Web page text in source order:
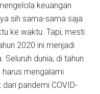
keuangan
sih sama-sama saja
ke waktu. Tapi, mesti
2020 ini menjadi
Seluruh dunia, di tahun
harus mengalami
pandemi COVID-